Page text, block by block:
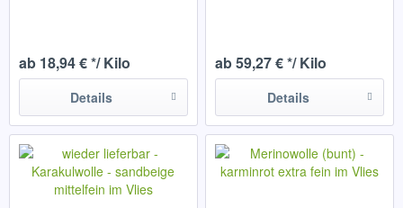
ab 18,94 € */ Kilo
Details
ab 59,27 € */ Kilo
Details